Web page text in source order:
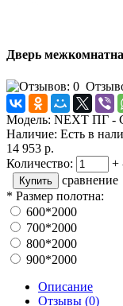
Дверь
Модель: NEXT ПГ -
Наличие: Есть в
14 953 р.
Количество:
+
сравнение
* Размер полотна:
600*2000
700*2000
800*2000
900*2000
Описание
Отзывы (0)